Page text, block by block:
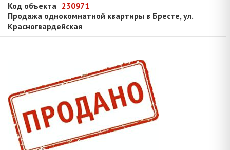
Код объекта 230971
Продажа однокомнатной квартиры в Бресте, ул.
Красногвардейская